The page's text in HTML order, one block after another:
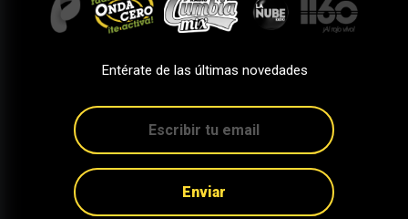
Entérate de las últimas novedades
Enviar